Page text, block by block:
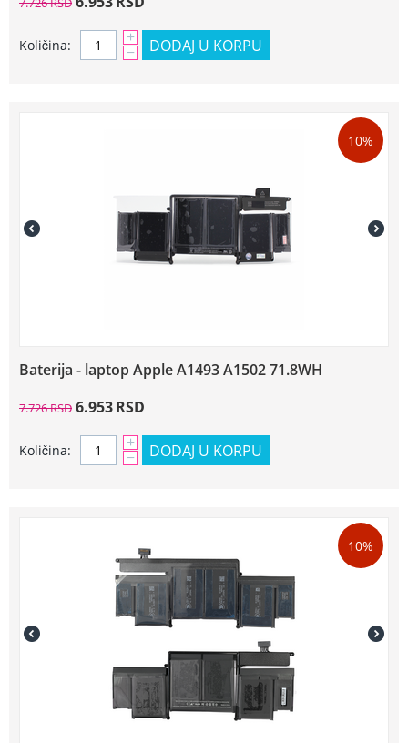
Količina: +
− DODAJ U KORPU
10%
Baterija - laptop Apple A1493 A1502 71.8WH
7.726RSD 6.953RSD
Količina: +
− DODAJ U KORPU
10%